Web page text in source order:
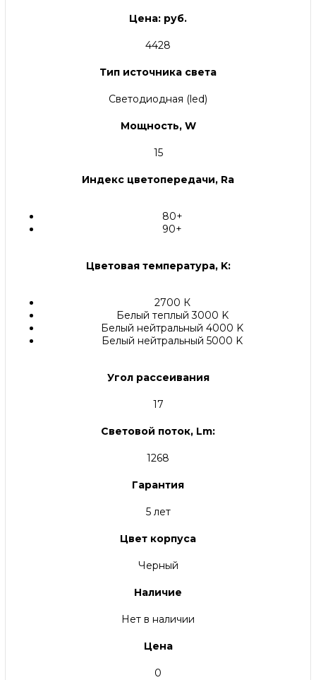
Цена: руб.
4428
Тип источника света
Светодиодная (led)
Мощность, W
15
Индекс цветопередачи, Ra
80+
90+
Цветовая температура, K:
2700 К
Белый теплый 3000 K
Белый нейтральный 4000 K
Белый нейтральный 5000 K
Угол рассеивания
17
Световой поток, Lm:
1268
Гарантия
5 лет
Цвет корпуса
Черный
Наличие
Нет в наличии
Цена
0